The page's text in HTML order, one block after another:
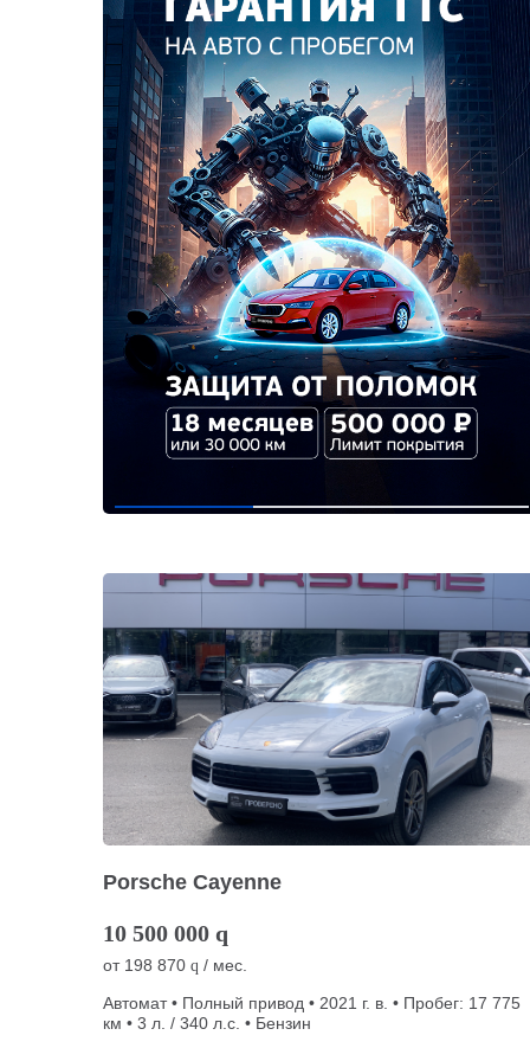
Porsche Cayenne
10 500 000 q
от 198 870 q / мес.
Автомат • Полный привод • 2021 г. в. • Пробег: 17 775
км • 3 л. / 340 л.с. • Бензин